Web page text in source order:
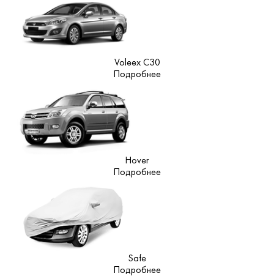
Voleex C30
Подробнее
Hover
Подробнее
Safe
Подробнее